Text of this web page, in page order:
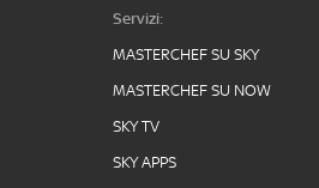
Servizi:
MASTERCHEF SU SKY
MASTERCHEF SU NOW
SKY TV
SKY APPS